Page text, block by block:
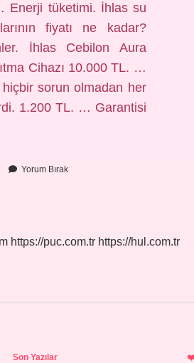
Enerji tüketimi. İhlas su
fiyatı ne kadar?
İhlas Cebilon Aura
Cihazı 10.000 TL. …
sorun olmadan her
1.200 TL. … Garantisi
Yorum Bırak
https://puc.com.tr https://hul.com.tr
Son Yazılar